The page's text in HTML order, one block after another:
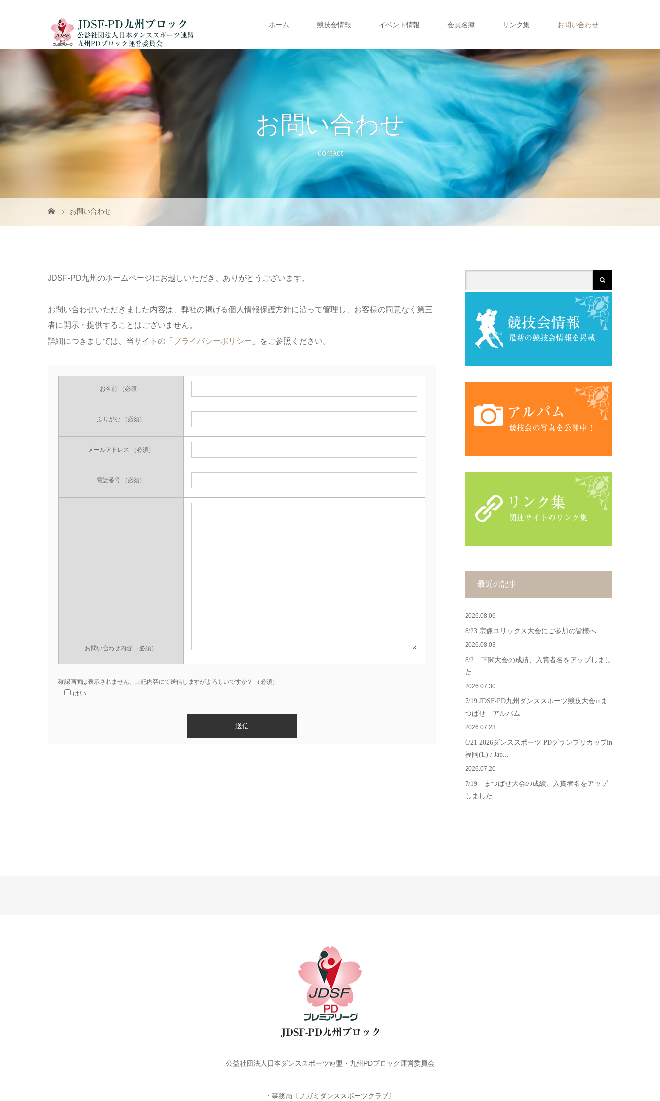
ホーム 競技会情報 イベント情報 会員名簿 リンク集 お問い合わせ
お問い合わせ
contact
お問い合わせ
JDSF-PD九州のホームページにお越しいただき、ありがとうございます。
お問い合わせいただきました内容は、弊社の掲げる個人情報保護方針に沿って管理し、お客様の同意なく第三
者に開示・提供することはございません。
詳細につきましては、当サイトの「 プライバシーポリシー 」をご参照ください。
お名前 （必須）
ふりがな （必須）
メールアドレス （必須）
電話番号 （必須）
お問い合わせ内容 （必須）
確認画面は表示されません。上記内容にて送信しますがよろしいですか？ （必須）
はい
最近の記事
2026.08.06
8/23 宗像ユリックス大会にご参加の皆様へ
2026.08.03
8/2 下関大会の成績、入賞者名をアップしまし
た
2026.07.30
7/19 JDSF-PD九州ダンススポーツ競技大会inま
つばせ アルバム
2026.07.23
6/21 2026ダンススポーツ PDグランプリカップin
福岡(L) / Jap...
2026.07.20
7/19 まつばせ大会の成績、入賞者名をアップ
しました
公益社団法人日本ダンススポーツ連盟・九州PDブロック運営委員会
・事務局〔ノガミダンススポーツクラブ〕